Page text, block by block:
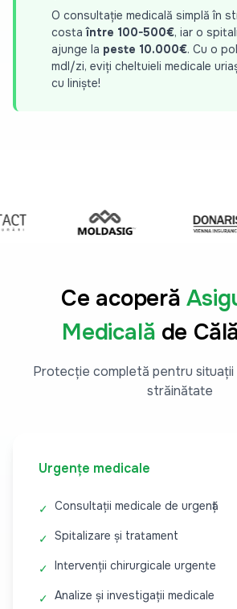
O consultație medicală simplă în
costaîntre 100-500€, iar o
ajunge la peste 10.000€. Cu o
mdl/zi, eviți cheltuieli medicale
cu liniște!
Ce acoperă
Medicală de
Protecție completă pentru
străinătate
Urgențe medicale
✓ Consultații medicale de urgență
✓ Spitalizare și tratament
✓ Intervenții chirurgicale urgente
✓ Analize și investigații medicale